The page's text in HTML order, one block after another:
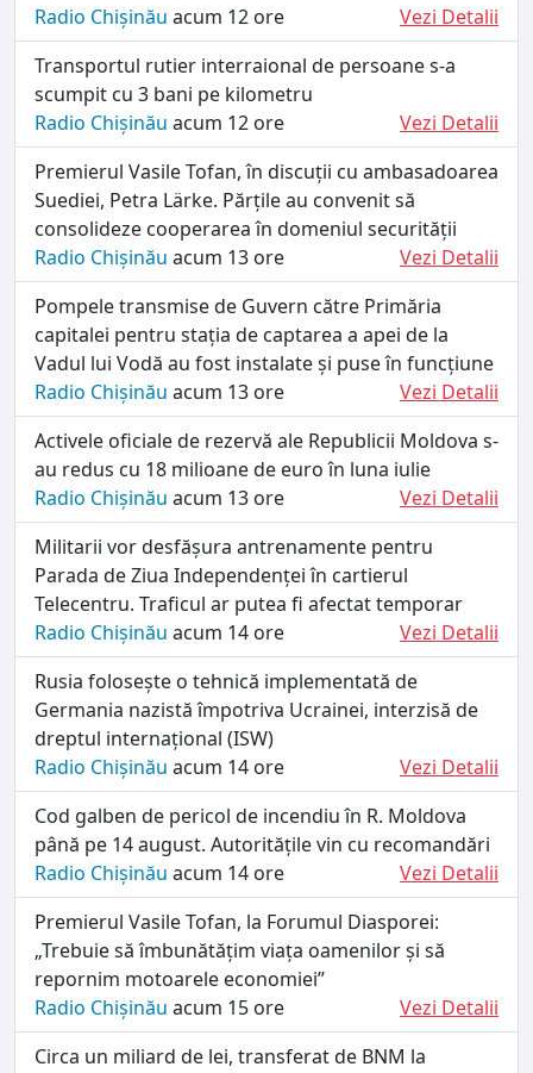
Radio Chișinău acum 12 ore
Vezi Detalii
Transportul rutier interraional de persoane s-a
scumpit cu 3 bani pe kilometru
Radio Chișinău acum 12 ore
Vezi Detalii
Premierul Vasile Tofan, în discuții cu ambasadoarea
Suediei, Petra Lärke. Părțile au convenit să
consolideze cooperarea în domeniul securității
Radio Chișinău acum 13 ore
Vezi Detalii
Pompele transmise de Guvern către Primăria
capitalei pentru stația de captarea a apei de la
Vadul lui Vodă au fost instalate și puse în funcțiune
Radio Chișinău acum 13 ore
Vezi Detalii
Activele oficiale de rezervă ale Republicii Moldova s-
au redus cu 18 milioane de euro în luna iulie
Radio Chișinău acum 13 ore
Vezi Detalii
Militarii vor desfășura antrenamente pentru
Parada de Ziua Independenței în cartierul
Telecentru. Traficul ar putea fi afectat temporar
Radio Chișinău acum 14 ore
Vezi Detalii
Rusia folosește o tehnică implementată de
Germania nazistă împotriva Ucrainei, interzisă de
dreptul internațional (ISW)
Radio Chișinău acum 14 ore
Vezi Detalii
Cod galben de pericol de incendiu în R. Moldova
până pe 14 august. Autoritățile vin cu recomandări
Radio Chișinău acum 14 ore
Vezi Detalii
Premierul Vasile Tofan, la Forumul Diasporei:
„Trebuie să îmbunătățim viața oamenilor și să
repornim motoarele economiei”
Radio Chișinău acum 15 ore
Vezi Detalii
Circa un miliard de lei, transferat de BNM la